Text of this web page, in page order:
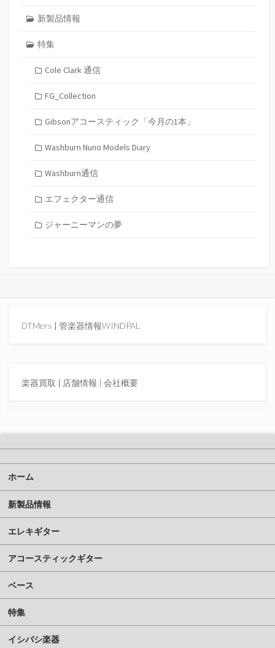
新製品情報
特集
Cole Clark 通信
FG_Collection
Gibsonアコースティック「今月の1本」
Washburn Nuno Models Diary
Washburn通信
エフェクター通信
ジャーニーマンの夢
DTMers | 管楽器情報WINDPAL
楽器買取 | 店舗情報 | 会社概要
ホーム
新製品情報
エレキギター
アコースティックギター
ベース
特集
イシバシ楽器